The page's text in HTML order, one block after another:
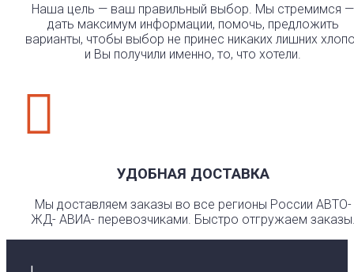
Наша цель — ваш правильный выбор. Мы стремимся —
дать максимум информации, помочь, предложить
варианты, чтобы выбор не принес никаких лишних
и Вы получили именно, то, что хотели.

УДОБНАЯ ДОСТАВКА
Мы доставляем заказы во все регионы России АВТО-
ЖД- АВИА- перевозчиками. Быстро отгружаем